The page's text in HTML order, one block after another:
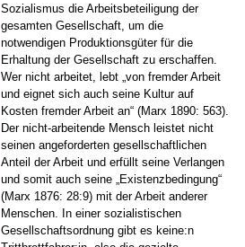
Sozialismus die Arbeitsbeteiligung der
gesamten Gesellschaft, um die
notwendigen Produktionsgüter für die
Erhaltung der Gesellschaft zu erschaffen.
Wer nicht arbeitet, lebt „von fremder Arbeit
und eignet sich auch seine Kultur auf
Kosten fremder Arbeit an“ (Marx 1890: 563).
Der nicht-arbeitende Mensch leistet nicht
seinen angeforderten gesellschaftlichen
Anteil der Arbeit und erfüllt seine Verlangen
und somit auch seine „Existenzbedingung“
(Marx 1876: 28:9) mit der Arbeit anderer
Menschen. In einer sozialistischen
Gesellschaftsordnung gibt es keine:n